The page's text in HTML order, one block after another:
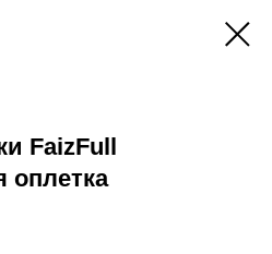
FaizFull
оплетка